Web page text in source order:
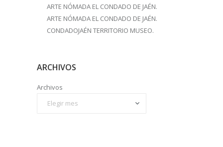
ARTE NÓMADA EL CONDADO DE JAÉN.
ARTE NÓMADA EL CONDADO DE JAÉN.
CONDADOJAÉN TERRITORIO MUSEO.
ARCHIVOS
Archivos